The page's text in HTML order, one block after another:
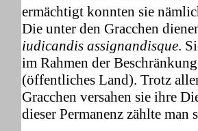
ermächtigt konnten sie
Die unter den Gracchen
iudicandis assignandisque.
im Rahmen der
(öffentliches Land). Trotz
Gracchen versahen sie ihre
dieser Permanenz zählte